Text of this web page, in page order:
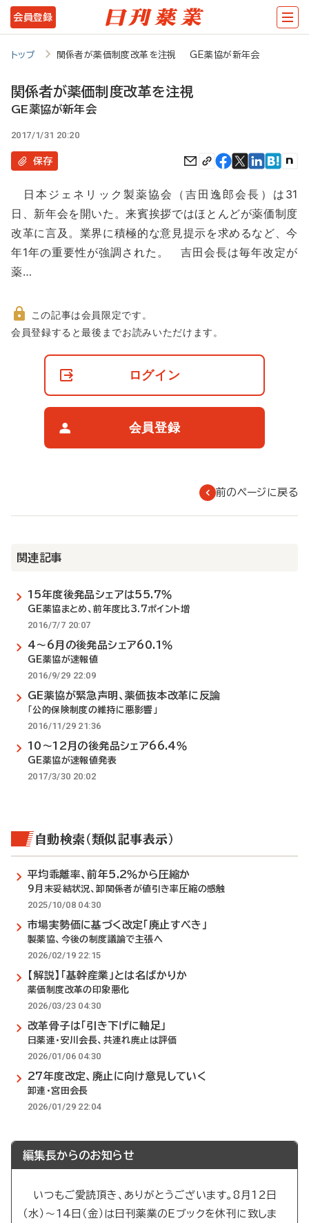
メ
イ
ツ
移
動
会員登録
トップ 関係者が薬価制度改革を注視 GE薬協が新年会
関係者が薬価制度改革を注視
GE薬協が新年会
2017/1/31 20:20
保存
日本ジェネリック製薬協会（吉田逸郎会長）は31
日、新年会を開いた。来賓挨拶ではほとんどが薬価制度
改革に言及。業界に積極的な意見提示を求めるなど、今
年1年の重要性が強調された。 吉田会長は毎年改定が
薬…
非
この記事は会員限定です。
会員登録すると最後までお読みいただけます。
ログイン
会員登録
前のページに戻る
関連記事
15年度後発品シェアは55.7％
GE薬協まとめ、前年度比3.7ポイント増
2016/7/7 20:07
4～6月の後発品シェア60.1％
GE薬協が速報値
2016/9/29 22:09
GE薬協が緊急声明、薬価抜本改革に反論
「公的保険制度の維持に悪影響」
2016/11/29 21:36
10～12月の後発品シェア66.4％
GE薬協が速報値発表
2017/3/30 20:02
自動検索（類似記事表示）
平均乖離率、前年5.2％から圧縮か
9月末妥結状況、卸関係者が値引き率圧縮の感触
2025/10/08 04:30
市場実勢価に基づく改定「廃止すべき」
製薬協、今後の制度議論で主張へ
2026/02/19 22:15
【解説】「基幹産業」とは名ばかりか
薬価制度改革の印象悪化
2026/03/23 04:30
改革骨子は「引き下げに軸足」
日薬連・安川会長、共連れ廃止は評価
2026/01/06 04:30
27年度改定、廃止に向け意見していく
卸連・宮田会長
2026/01/29 22:04
編集長からのお知らせ
いつもご愛読頂き、ありがとうございます。8月12日
（水）～14日（金）は日刊薬業のEブックを休刊に致しま